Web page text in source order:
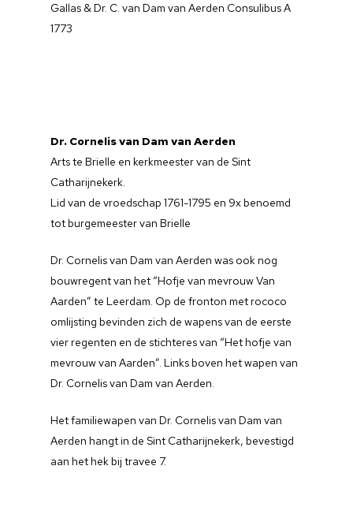
Gallas & Dr. C. van Dam van Aerden Consulibus A
1773
Dr. Cornelis van Dam van Aerden
Arts te Brielle en kerkmeester van de Sint
Catharijnekerk.
Lid van de vroedschap 1761-1795 en 9x benoemd
tot burgemeester van Brielle
Dr. Cornelis van Dam van Aerden was ook nog
bouwregent van het “Hofje van mevrouw Van
Aarden” te Leerdam. Op de fronton met rococo
omlijsting bevinden zich de wapens van de eerste
vier regenten en de stichteres van “Het hofje van
mevrouw van Aarden”. Links boven het wapen van
Dr. Cornelis van Dam van Aerden.
Het familiewapen van Dr. Cornelis van Dam van
Aerden hangt in de Sint Catharijnekerk, bevestigd
aan het hek bij travee 7.
Geschiedenis
Contact
De klokken
Barbara
Bakker
Vrijheidsklok
Klok Jacobskerk
Stadhuisklok
Onderzoek
Stadhuisklokje